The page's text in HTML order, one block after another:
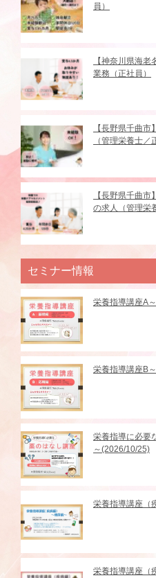
員）
【神奈川県海
業務（正社員）
【長野県千曲
（管理栄養士／
【長野県千曲
の求人（管理栄
セミナー情報
栄養指導講座A
栄養指導講座B
栄養指導に必要
～(2026/10/25)
栄養指導講座（
栄養指導講座（